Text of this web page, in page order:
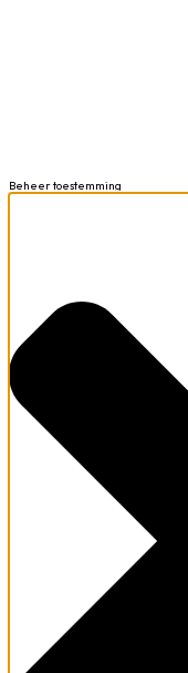
Beheer toestemming